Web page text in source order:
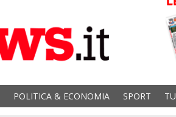
POLITICA & ECONOMIA SPORT